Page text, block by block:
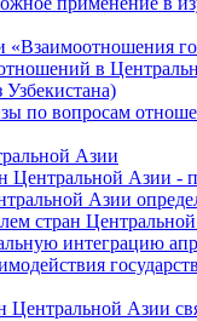
в
по вопросам
Азии
Центральной Азии
Азии
стран
интеграцию
Азии